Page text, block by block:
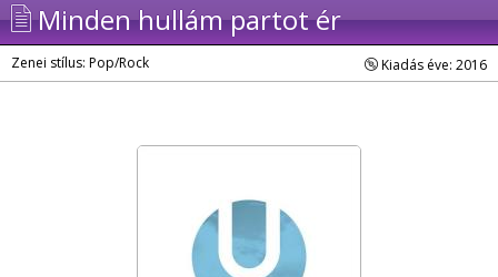
Minden hullám partot ér
Zenei stílus: Pop/Rock Kiadás éve: 2016